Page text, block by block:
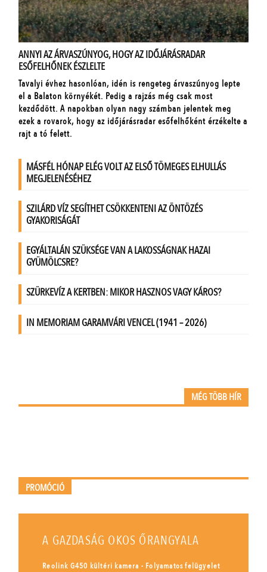
MÉG TÖBB HÍR
PROMÓCIÓ
A GAZDASÁG OKOS ŐRANGYALA
Reolink G450 kültéri kamera - Folyamatos felügyelet